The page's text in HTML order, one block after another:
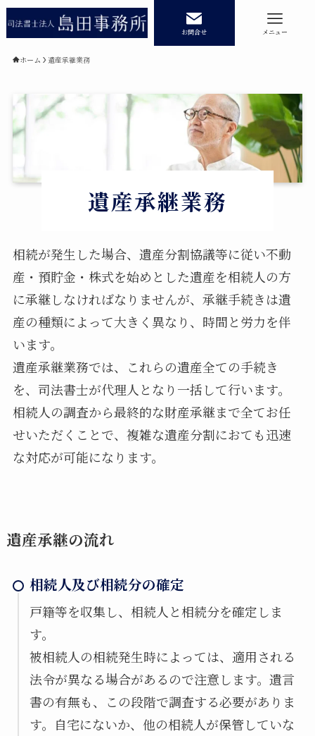
ホーム 業務内容
民事信託
記事コラムカテゴリー
相続登記 民事信託
遺産承継業務
当事務所では、司法書士業務のあらゆる分野につ
いて、私たちの知識と経験を活かし、皆様のご要
望や疑問にお答えします。
相続登記、遺言書作成、民事信託、会社設立、法
人登記を始め、幅広い分野に対応していますの
で、お気軽にご相談ください。
お問合せ メニュー
ホーム 遺産承継業務
遺産承継業務
相続が発生した場合、遺産分割協議等に従い不動
産・預貯金・株式を始めとした遺産を相続人の方
に承継しなければなりませんが、承継手続きは遺
産の種類によって大きく異なり、時間と労力を伴
います。
遺産承継業務では、これらの遺産全ての手続き
を、司法書士が代理人となり一括して行います。
相続人の調査から最終的な財産承継まで全てお任
せいただくことで、複雑な遺産分割におても迅速
な対応が可能になります。
遺産承継の流れ
相続人及び相続分の確定
戸籍等を収集し、相続人と相続分を確定しま
す。
被相続人の相続発生時によっては、適用される
法令が異なる場合があるので注意します。遺言
書の有無も、この段階で調査する必要がありま
す。自宅にないか、他の相続人が保管していな